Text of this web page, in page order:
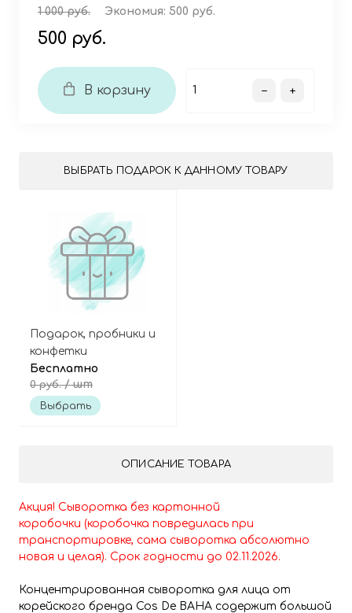
1 000 руб. Экономия: 500 руб.
500 руб.
В корзину
ВЫБРАТЬ ПОДАРОК К ДАННОМУ ТОВАРУ
Подарок, пробники и
конфетки
Бесплатно
0 руб./ шт
Выбрать
ОПИСАНИЕ ТОВАРА
Акция! Сыворотка без картонной
коробочки (коробочка повредилась при
транспортировке, сама сыворотка абсолютно
новая и целая). Срок годности до 02.11.2026.
Концентрированная сыворотка для лица от
корейского бренда Cos De BAHA содержит большой